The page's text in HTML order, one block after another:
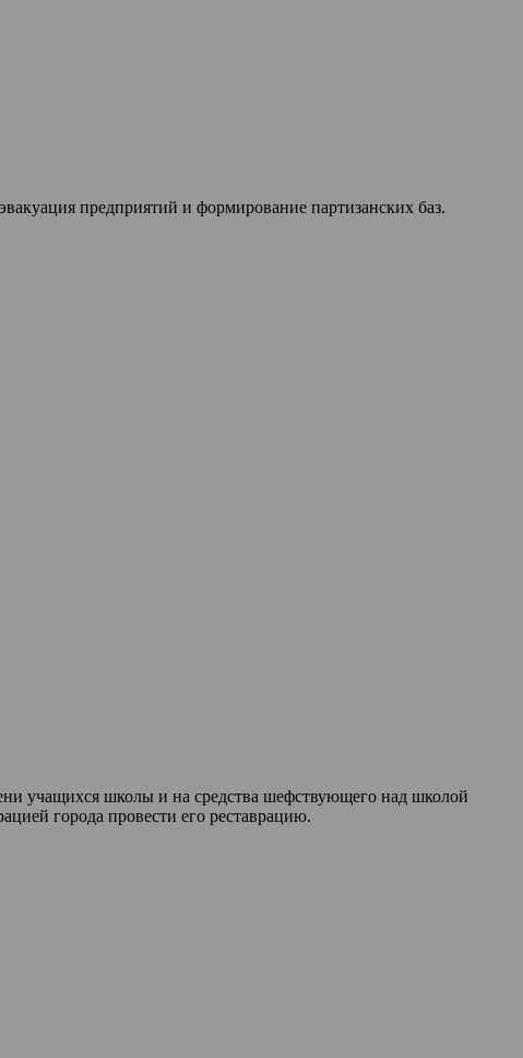
предприятий и формирование партизанских баз.
учащихся школы и на средства шефствующего над школой
города провести его реставрацию.